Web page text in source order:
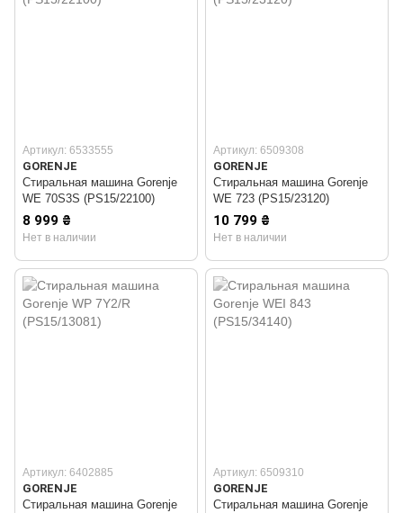
Артикул: 6533555
GORENJE
Стиральная машина Gorenje
WE 70S3S (PS15/22100)
8 999 ₴
Нет в наличии
Артикул: 6509308
GORENJE
Стиральная машина Gorenje
WE 723 (PS15/23120)
10 799 ₴
Нет в наличии
Артикул: 6402885
GORENJE
Стиральная машина Gorenje
Артикул: 6509310
GORENJE
Стиральная машина Gorenje